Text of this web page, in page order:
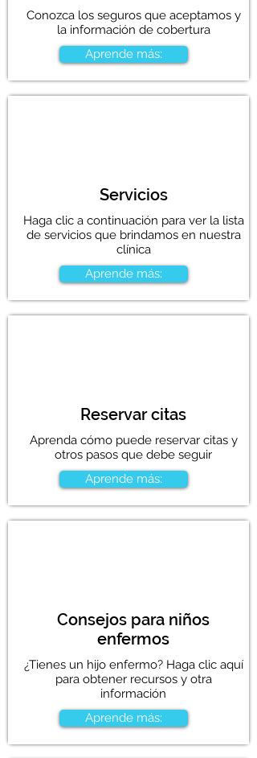
Conozca los seguros que aceptamos y
la información de cobertura
Aprende más:
Servicios
Haga clic a continuación para ver la lista
de servicios que brindamos en nuestra
clínica
Aprende más:
Reservar citas
Aprenda cómo puede reservar citas y
otros pasos que debe seguir
Aprende más:
Consejos para niños
enfermos
¿Tienes un hijo enfermo? Haga clic aquí
para obtener recursos y otra
información
Aprende más: